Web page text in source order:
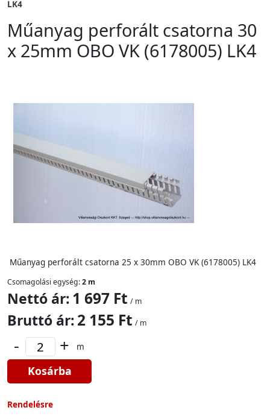
LK4
Műanyag perforált csatorna 30
x 25mm OBO VK (6178005) LK4
Műanyag perforált csatorna 25 x 30mm OBO VK (6178005) LK4
Csomagolási egység:2 m
Nettó ár:1 697 Ft / m
Bruttó ár:2 155 Ft / m
- + m
Kosárba
Rendelésre